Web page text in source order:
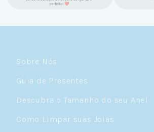
Sobre Nós
Guia de Presentes
Descubra o Tamanho do seu Anel
Como Limpar suas Joias